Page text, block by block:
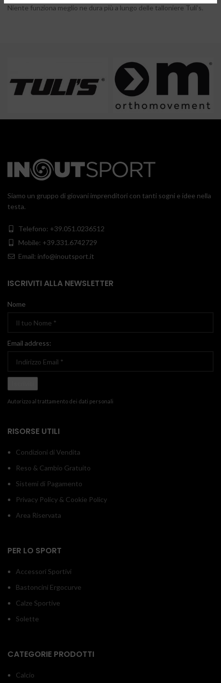
Niente funziona meglio ne dura più a lungo delle talloniere Tuli’s.
Siamo un gruppo di giovani imprenditori con tanti sogni e idee nella
testa.
Telefono: +39.051.0236512
Mobile: +39.331.6742729
Email: info@inoutsport.it
ISCRIVITI ALLA NEWSLETTER
Nome
Email address:
Autorizzo al trattamento dei dati personali
RISORSE UTILI
Condizioni di Vendita
Reso & Cambio Gratuito
Sistemi di Pagamento
Privacy Policy & Cookie Policy
Area Riservata
PER LO SPORT
Accessori Sportivi
Bastoncini Ergocurve
Calze Sportive
Solette
CATEGORIE PRODOTTI
Calcio